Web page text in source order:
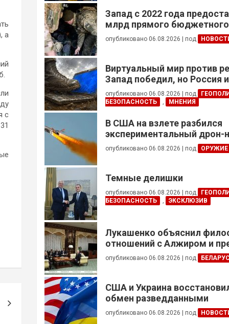
а
с
Запад с 2022 года
млрд прямого бюджетного
финансирования — глава
Украины
опубликовано 06.08.2026 под
Виртуальный мир против
Запад победил, но Россия
опубликовано 06.08.2026 под
БЕЗОПАСНОСТЬ
, МНЕНИЯ
В США на взлете разбился
экспериментальный дрон-
опубликовано 06.08.2026 под ОРУЖИЕ
Темные делишки
опубликовано 06.08.2026 под
БЕЗОПАСНОСТЬ
, ЭКСКЛЮЗИВ
Лукашенко объяснил
отношений с Алжиром и
ускорить реализацию
опубликовано 06.08.2026 под
США и Украина
обмен разведданными
опубликовано 06.08.2026 под